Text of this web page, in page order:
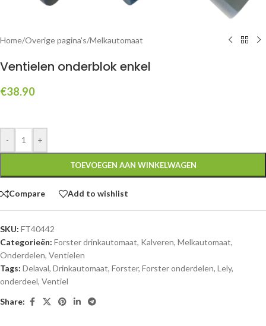
Home/Overige pagina's/Melkautomaat
Ventielen onderblok enkel
€38.90
- +
TOEVOEGEN AAN WINKELWAGEN
Compare Add to wishlist
SKU: FT40442
Categorieën: Forster drinkautomaat, Kalveren, Melkautomaat,
Onderdelen, Ventielen
Tags: Delaval, Drinkautomaat, Forster, Forster onderdelen, Lely,
onderdeel, Ventiel
Share: